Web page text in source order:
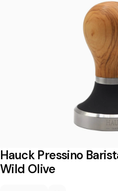
i
n
Hauck Pressino
Wild Olive